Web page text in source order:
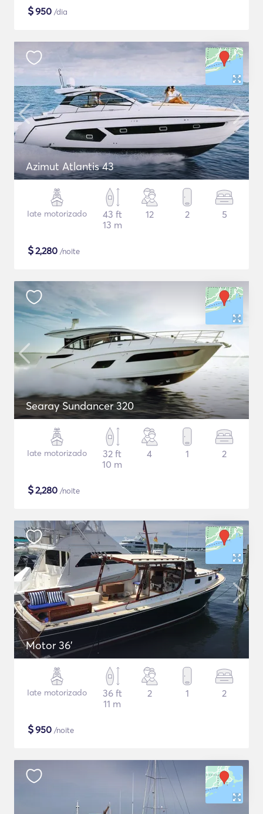
$950 /dia
Azimut Atlantis 43
Iate motorizado
43 ft
13 m
12 2 5
$2,280 /noite
Searay Sundancer 320
Iate motorizado
32 ft
10 m
4 1 2
$2,280 /noite
Motor 36'
Iate motorizado
36 ft
11 m
2 1 2
$950 /noite